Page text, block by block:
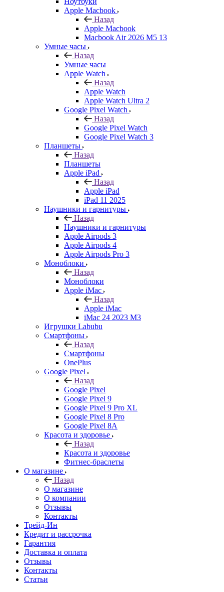
Apple Macbook
Назад
Apple Macbook
Macbook Air 2026 M5 13
Умные часы
Назад
Умные часы
Apple Watch
Назад
Apple Watch
Apple Watch Ultra 2
Google Pixel Watch
Назад
Google Pixel Watch
Google Pixel Watch 3
Планшеты
Назад
Планшеты
Apple iPad
Назад
Apple iPad
iPad 11 2025
Наушники и гарнитуры
Назад
Наушники и гарнитуры
Apple Airpods 3
Apple Airpods 4
Apple Airpods Pro 3
Моноблоки
Назад
Моноблоки
Apple iMac
Назад
Apple iMac
iMac 24 2023 M3
Игрушки Labubu
Смартфоны
Назад
Смартфоны
OnePlus
Google Pixel
Назад
Google Pixel
Google Pixel 9
Google Pixel 9 Pro XL
Google Pixel 8 Pro
Google Pixel 8A
Красота и здоровье
Назад
Красота и здоровье
Фитнес-браслеты
О магазине
Назад
О магазине
О компании
Отзывы
Контакты
Трейд-Ин
Кредит и рассрочка
Гарантия
Доставка и оплата
Отзывы
Контакты
Статьи